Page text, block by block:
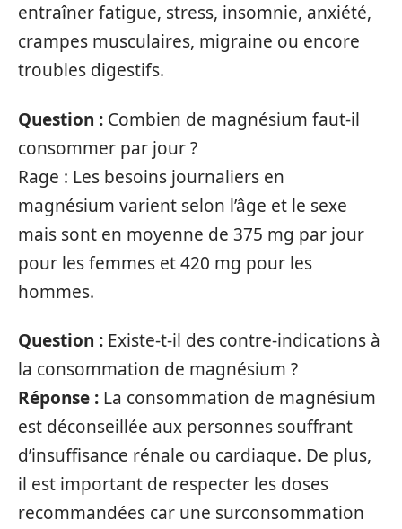
entraîner fatigue, stress, insomnie, anxiété,
crampes musculaires, migraine ou encore
troubles digestifs.
Question : Combien de magnésium faut-il
consommer par jour ?
Rage : Les besoins journaliers en
magnésium varient selon l’âge et le sexe
mais sont en moyenne de 375 mg par jour
pour les femmes et 420 mg pour les
hommes.
Question : Existe-t-il des contre-indications à
la consommation de magnésium ?
Réponse : La consommation de magnésium
est déconseillée aux personnes souffrant
d’insuffisance rénale ou cardiaque. De plus,
il est important de respecter les doses
recommandées car une surconsommation